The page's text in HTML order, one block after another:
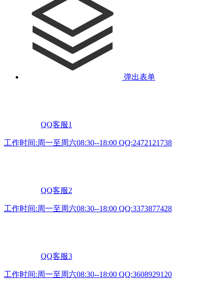
弹出表单
QQ客服1
工作时间:周一至周六08:30--18:00 QQ:2472121738
QQ客服2
工作时间:周一至周六08:30--18:00 QQ:3373877428
QQ客服3
工作时间:周一至周六08:30--18:00 QQ:3608929120